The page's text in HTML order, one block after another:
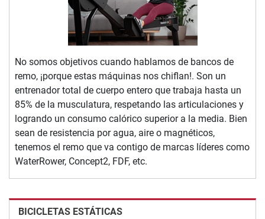
No somos objetivos cuando hablamos de bancos de
remo, ¡porque estas máquinas nos chiflan!. Son un
entrenador total de cuerpo entero que trabaja hasta un
85% de la musculatura, respetando las articulaciones y
logrando un consumo calórico superior a la media. Bien
sean de resistencia por agua, aire o magnéticos,
tenemos el remo que va contigo de marcas líderes como
WaterRower, Concept2, FDF, etc.
BICICLETAS ESTÁTICAS